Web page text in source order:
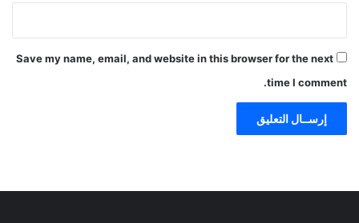
Save my name, email, and website in this browser for the next
time I comment.